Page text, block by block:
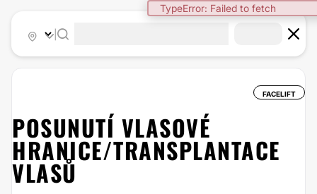
TypeError: Failed to fetch
FACELIFT
POSUNUTÍ VLASOVÉ
HRANICE/TRANSPLANTACE
VLASŮ